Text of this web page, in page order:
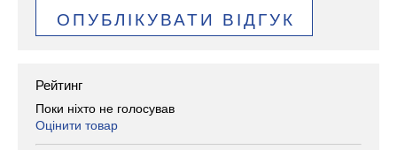
ОПУБЛІКУВАТИ ВІДГУК
Рейтинг
Поки ніхто не голосував
Оцінити товар